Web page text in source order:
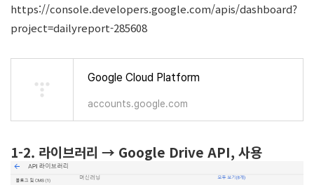
https://console.developers.google.com/apis/dashboard?
project=dailyreport-285608
Google Cloud Platform
accounts.google.com
1-2. 라이브러리 → Google Drive API, 사용